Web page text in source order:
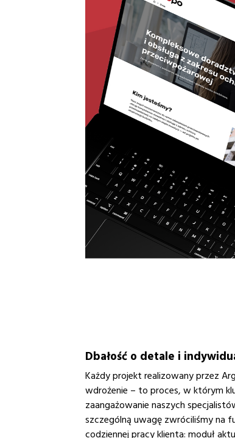
Dbałość o detale i
Każdy projekt realizowany przez
wdrożenie – to proces, w którym
zaangażowanie naszych
szczególną uwagę zwróciliśmy na
codziennej pracy klienta: moduł